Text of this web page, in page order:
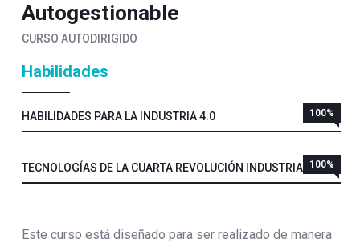
Autogestionable
CURSO AUTODIRIGIDO
Habilidades
HABILIDADES PARA LA INDUSTRIA 4.0 100%
TECNOLOGÍAS DE LA CUARTA REVOLUCIÓN INDUSTRIAL 100%
Este curso está diseñado para ser realizado de manera